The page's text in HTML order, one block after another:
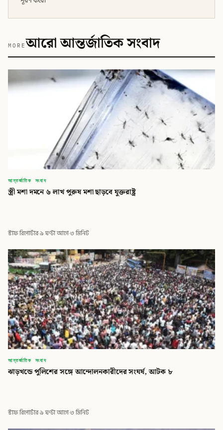
MOREআরো আন্তর্জাতিক সংবাদ
আন্তর্জাতিক সংবাদ
স্ত্রী মশা দমনে ৬ লাখ পুরুষ মশা ছাড়বে যুক্তরাষ্ট্র
স্টাফ রিপোর্টার·৯ ঘণ্টা আগে·৩ মিনিট
আন্তর্জাতিক সংবাদ
ঝাড়খন্ডে পুলিশের সঙ্গে আন্দোলনকারীদের সংঘর্ষ, আটক ৮
স্টাফ রিপোর্টার·৯ ঘণ্টা আগে·৩ মিনিট